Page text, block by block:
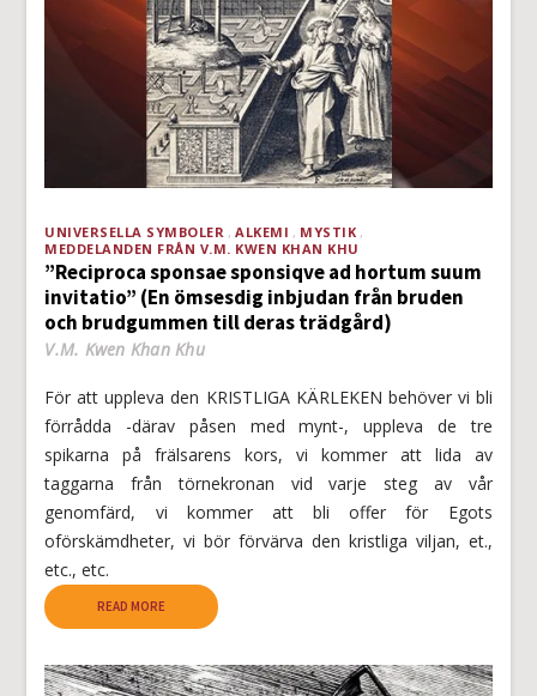
UNIVERSELLA SYMBOLER ALKEMI
MYSTIK
MEDDELANDEN FRÅN V.M. KWEN KHAN KHU
”Reciproca sponsae sponsiqve ad hortum suum
invitatio” (En ömsesdig inbjudan från bruden
och brudgummen till deras trädgård)
V.M. Kwen Khan Khu
För att uppleva den KRISTLIGA KÄRLEKEN behöver vi bli
förrådda -därav påsen med mynt-, uppleva de tre
spikarna på frälsarens kors, vi kommer att lida av
taggarna från törnekronan vid varje steg av vår
genomfärd, vi kommer att bli offer för Egots
oförskämdheter, vi bör förvärva den kristliga viljan, et.,
etc., etc.
READ MORE